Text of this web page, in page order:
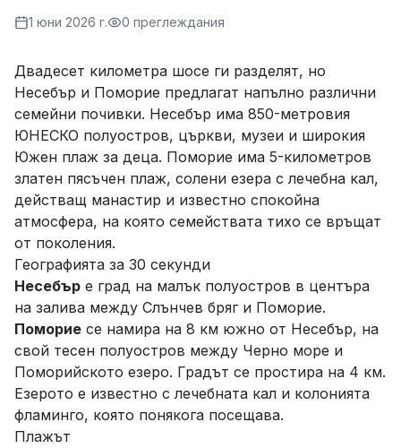
1 юни 2026 г. 0 преглеждания
Двадесет километра шосе ги разделят, но
Несебър и Поморие предлагат напълно различни
семейни почивки. Несебър има 850-метровия
ЮНЕСКО полуостров, църкви, музеи и широкия
Южен плаж за деца. Поморие има 5-километров
златен пясъчен плаж, солени езера с лечебна кал,
действащ манастир и известно спокойна
атмосфера, на която семействата тихо се връщат
от поколения.
Географията за 30 секунди
Несебър е град на малък полуостров в центъра
на залива между Слънчев бряг и Поморие.
Поморие се намира на 8 км южно от Несебър, на
свой тесен полуостров между Черно море и
Поморийското езеро. Градът се простира на 4 км.
Езерото е известно с лечебната кал и колонията
фламинго, която понякога посещава.
Плажът